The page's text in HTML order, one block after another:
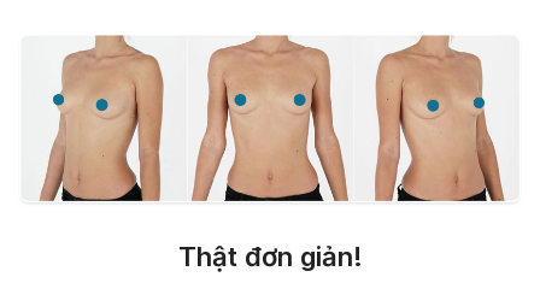
Thật đơn giản!